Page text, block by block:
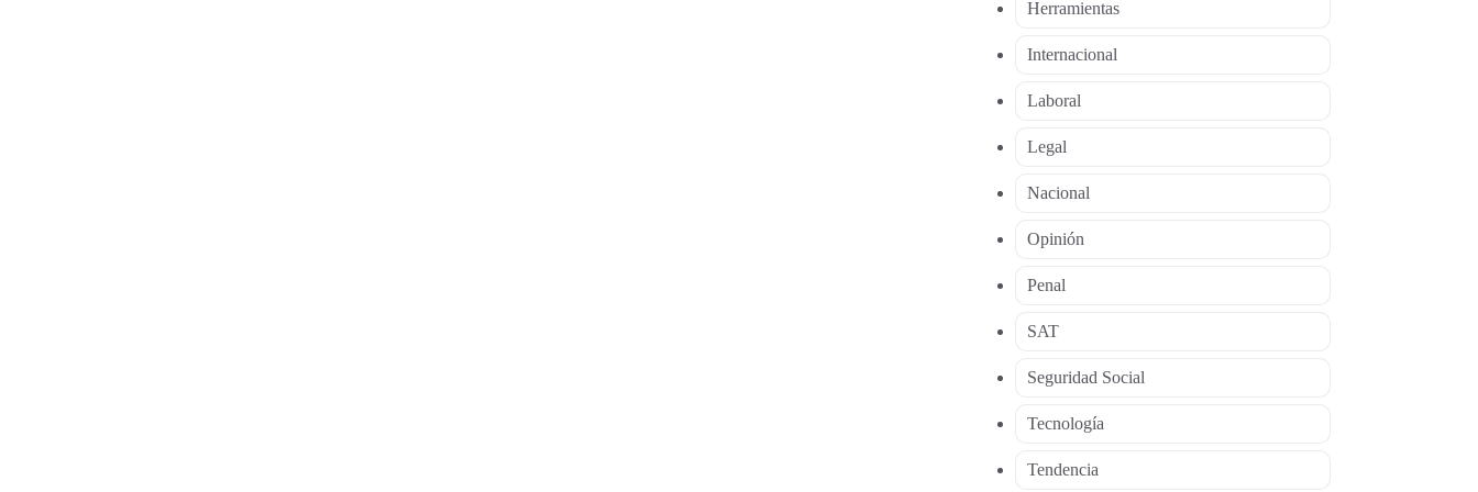
Herramientas
Internacional
Laboral
Legal
Nacional
Opinión
Penal
SAT
Seguridad Social
Tecnología
Tendencia